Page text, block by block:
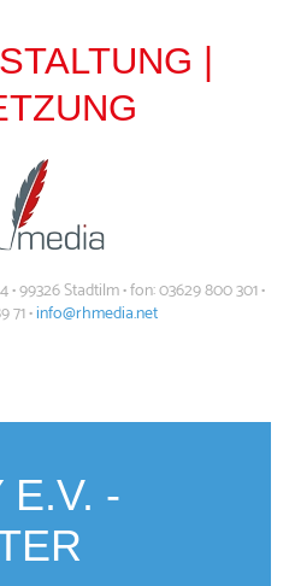
|
99326 Stadtilm • fon: 03629 800 301 •
71 •info@rhmedia.net
E.V. -